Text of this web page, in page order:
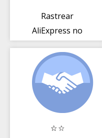
Rastrear
AliExpress no